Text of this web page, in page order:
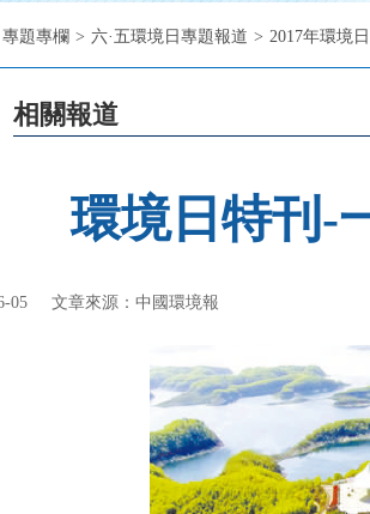
專題專欄 > 六·五環境日專題報道 > 2017年環境
相關報道
環境日特刊-
05 文章來源：中國環境報